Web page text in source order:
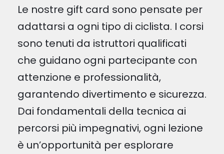
Le nostre gift card sono pensate per
adattarsi a ogni tipo di ciclista. I corsi
sono tenuti da istruttori qualificati
che guidano ogni partecipante con
attenzione e professionalità,
garantendo divertimento e sicurezza.
Dai fondamentali della tecnica ai
percorsi più impegnativi, ogni lezione
è un’opportunità per esplorare